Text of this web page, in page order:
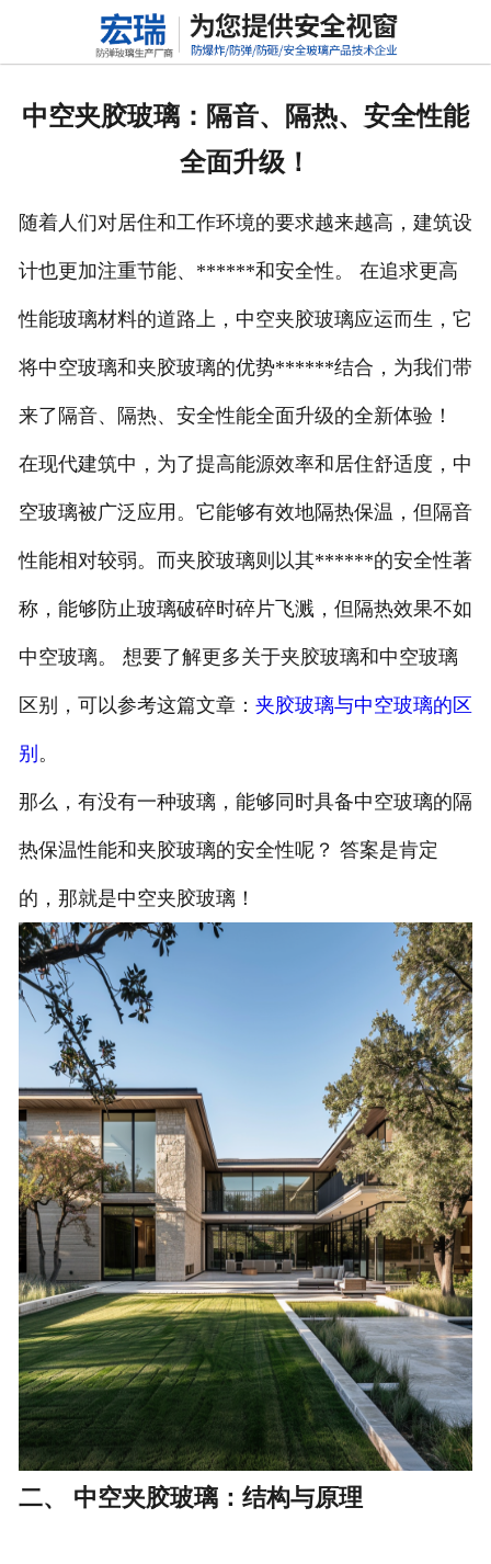
网站首页
联系我们
高铝硅玻璃
中空夹胶玻璃：隔音、隔热、安全性能
全面升级！
随着人们对居住和工作环境的要求越来越高，建筑设
计也更加注重节能、******和安全性。 在追求更高
性能玻璃材料的道路上，中空夹胶玻璃应运而生，它
将中空玻璃和夹胶玻璃的优势******结合，为我们带
来了隔音、隔热、安全性能全面升级的全新体验！
在现代建筑中，为了提高能源效率和居住舒适度，中
空玻璃被广泛应用。它能够有效地隔热保温，但隔音
性能相对较弱。而夹胶玻璃则以其******的安全性著
称，能够防止玻璃破碎时碎片飞溅，但隔热效果不如
中空玻璃。 想要了解更多关于夹胶玻璃和中空玻璃
区别，可以参考这篇文章： 夹胶玻璃与中空玻璃的区
别 。
那么，有没有一种玻璃，能够同时具备中空玻璃的隔
热保温性能和夹胶玻璃的安全性呢？ 答案是肯定
的，那就是中空夹胶玻璃！
二、 中空夹胶玻璃：结构与原理